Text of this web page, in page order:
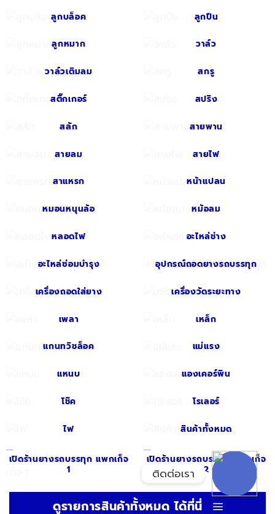
ลูกบล็อค ลูกปืน
ลูกหมาก วาล์ว
วาล์วเติมลม สกรู
สติ๊กเกอร์ สปริง
สลัก สายพาน
สายลม สายไฟ
สาแหรก หน้าแปลน
หมอนหนุนล้อ หม้อลม
หลอดไฟ อะไหล่ช่าง
อะไหล่ซ่อมบำรุง อุปกรณ์ถอดยางรถบรรทุก
เครื่องถอดใส่ยาง เครื่องวัดระยะทาง
เพลา เหล็ก
แกนทวิชล็อค แม่แรง
แหนบ แองเคอร์พิน
โช๊ค โรเลอร์
ไฟ สินค้าทั้งหมด
เปิดร้านยางรถบรรทุก แพกเก็จ
1
เปิดร้านยางรถบรรทุก แพกเก็จ
2
ดูรายการสินค้าทั้งหมด ได้ที่นี่
Line
Facebook Messenger
อีเมล
ลิงก์ปรับแต่ง
ลิงก์ปรับแต่ง
ติดต่อเรา